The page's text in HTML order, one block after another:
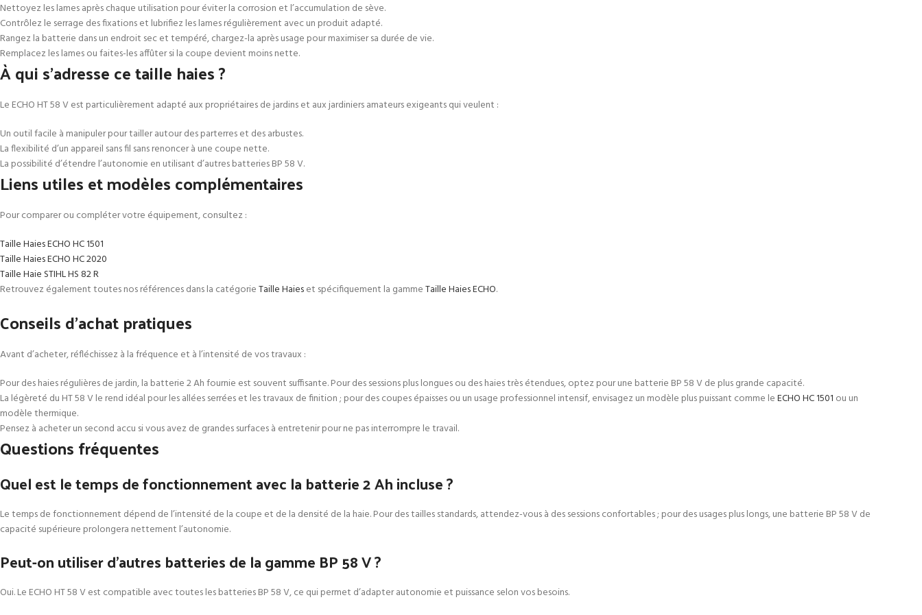
Nettoyez les lames après chaque utilisation pour éviter la corrosion et l’accumulation de sève.
Contrôlez le serrage des fixations et lubrifiez les lames régulièrement avec un produit adapté.
Rangez la batterie dans un endroit sec et tempéré, chargez-la après usage pour maximiser sa durée de vie.
Remplacez les lames ou faites-les affûter si la coupe devient moins nette.
À qui s’adresse ce taille haies ?
Le ECHO HT 58 V est particulièrement adapté aux propriétaires de jardins et aux jardiniers amateurs exigeants qui veulent :
Un outil facile à manipuler pour tailler autour des parterres et des arbustes.
La flexibilité d’un appareil sans fil sans renoncer à une coupe nette.
La possibilité d’étendre l’autonomie en utilisant d’autres batteries BP 58 V.
Liens utiles et modèles complémentaires
Pour comparer ou compléter votre équipement, consultez :
Taille Haies ECHO HC 1501
Taille Haies ECHO HC 2020
Taille Haie STIHL HS 82 R
Retrouvez également toutes nos références dans la catégorieTaille Haieset spécifiquement la gammeTaille Haies ECHO.
Conseils d’achat pratiques
Avant d’acheter, réfléchissez à la fréquence et à l’intensité de vos travaux :
Pour des haies régulières de jardin, la batterie 2 Ah fournie est souvent suffisante. Pour des sessions plus longues ou des haies très étendues, optez pour une batterie BP 58 V de plus grande capacité.
La légèreté du HT 58 V le rend idéal pour les allées serrées et les travaux de finition ; pour des coupes épaisses ou un usage professionnel intensif, envisagez un modèle plus puissant comme leECHO HC 1501 ou un
modèle thermique.
Pensez à acheter un second accu si vous avez de grandes surfaces à entretenir pour ne pas interrompre le travail.
Questions fréquentes
Quel est le temps de fonctionnement avec la batterie 2 Ah incluse ?
Le temps de fonctionnement dépend de l’intensité de la coupe et de la densité de la haie. Pour des tailles standards, attendez-vous à des sessions confortables ; pour des usages plus longs, une batterie BP 58 V de
capacité supérieure prolongera nettement l’autonomie.
Peut-on utiliser d’autres batteries de la gamme BP 58 V ?
Oui. Le ECHO HT 58 V est compatible avec toutes les batteries BP 58 V, ce qui permet d’adapter autonomie et puissance selon vos besoins.